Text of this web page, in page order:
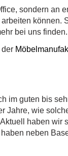
sondern an
können.
bei uns finden.
der Möbel
im guten bis
Jahre, wie
haben wir
neben